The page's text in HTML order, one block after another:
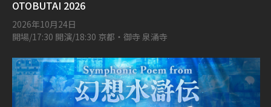
OTOBUTAI 2026
2026年10月24日
開場/17:30 開演/18:30 京都・御寺 泉涌寺